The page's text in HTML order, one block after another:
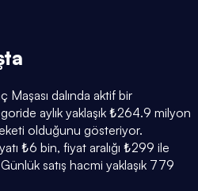
Maşası dalında aktif bir
aylık yaklaşık ₺264.9 milyon
olduğunu gösteriyor.
₺6 bin, fiyat aralığı ₺299 ile
satış hacmi yaklaşık 779